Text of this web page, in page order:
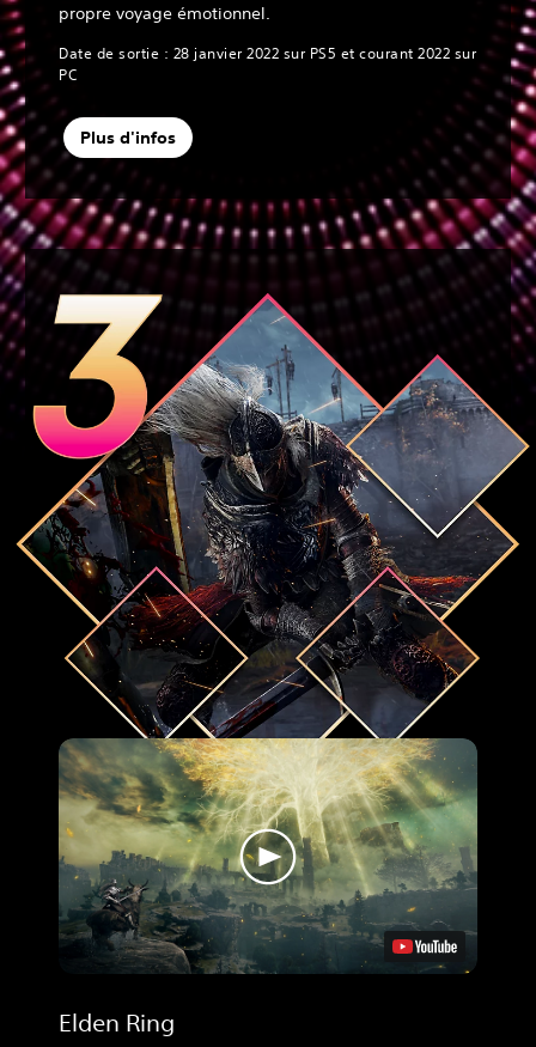
propre voyage émotionnel.
Date de sortie : 28 janvier 2022 sur PS5 et courant 2022 sur
PC
Plus d'infos
Elden Ring